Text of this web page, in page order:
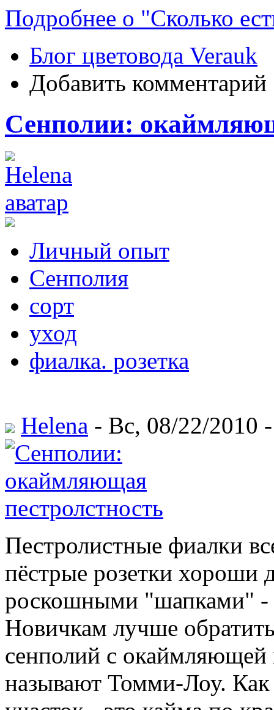
Подробнее о "Сколько
Блог цветовода Verauk
Добавить комментарий
Сенполии:
Личный опыт
Сенполия
сорт
уход
фиалка. розетка
Helena - Вс, 08/22/2010
Пестролистные фиалки
пёстрые розетки хороши
роскошными "шапками" -
Новичкам лучше
сенполий с окаймляющей
называют Томми-Лоу. Как